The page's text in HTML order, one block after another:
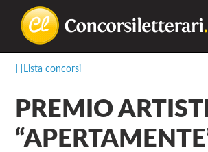
non
permette
di
Lista concorsi
PREMIO